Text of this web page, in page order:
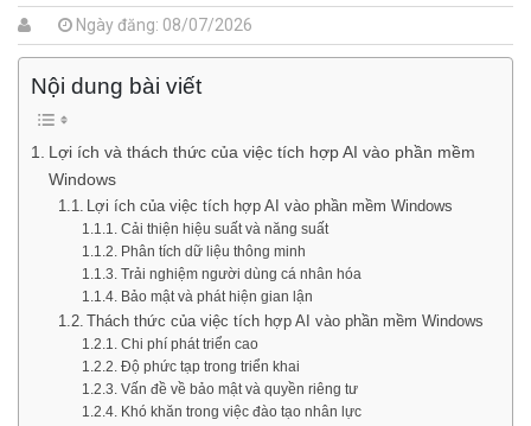
Ngày đăng: 08/07/2026
Nội dung bài viết
Lợi ích và thách thức của việc tích hợp AI vào phần mềm
Windows
Lợi ích của việc tích hợp AI vào phần mềm Windows
Cải thiện hiệu suất và năng suất
Phân tích dữ liệu thông minh
Trải nghiệm người dùng cá nhân hóa
Bảo mật và phát hiện gian lận
Thách thức của việc tích hợp AI vào phần mềm Windows
Chi phí phát triển cao
Độ phức tạp trong triển khai
Vấn đề về bảo mật và quyền riêng tư
Khó khăn trong việc đào tạo nhân lực